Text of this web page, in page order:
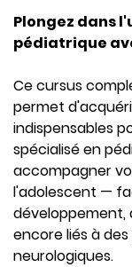
Plongez dans
pédiatrique
Ce cursus
permet
indispensables
spécialisé en
accompagner
l'adolescent —
développement,
encore liés à
neurologiques.